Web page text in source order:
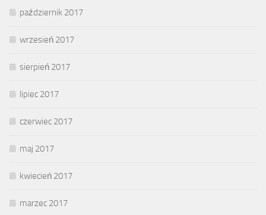
październik 2017
wrzesień 2017
sierpień 2017
lipiec 2017
czerwiec 2017
maj 2017
kwiecień 2017
marzec 2017